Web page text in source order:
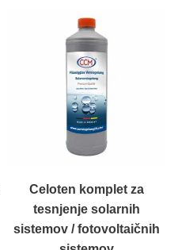
Celoten komplet za
tesnjenje solarnih
sistemov / fotovoltaičnih